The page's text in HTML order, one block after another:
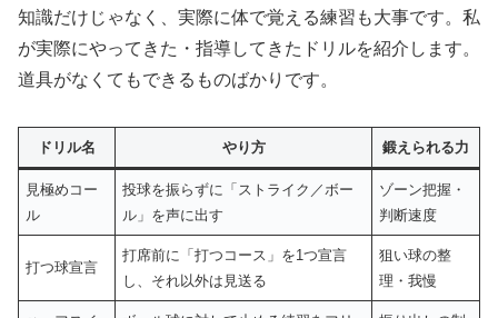
知識だけじゃなく、実際に体で覚える練習も大事です。私
が実際にやってきた・指導してきたドリルを紹介します。
道具がなくてもできるものばかりです。
ドリル名 やり方 鍛えられる力
見極めコー
ル
投球を振らずに「ストライク／ボー
ル」を声に出す
ゾーン把握・
判断速度
打つ球宣言
打席前に「打つコース」を1つ宣言
し、それ以外は見送る
狙い球の整
理・我慢